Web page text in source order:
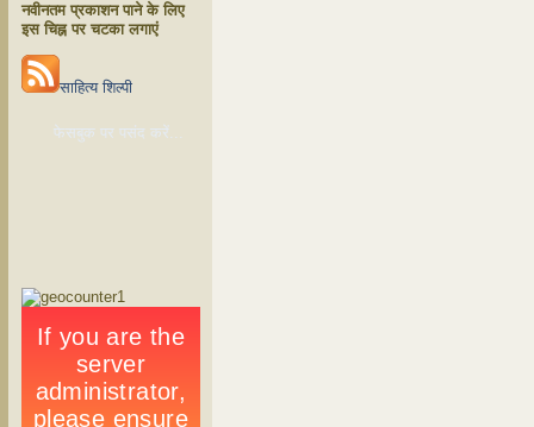
नवीनतम प्रकाशन पाने के लिए
इस चिह्न पर चटका लगाएं
साहित्य शिल्पी
फेसबुक पर पसंद करें...